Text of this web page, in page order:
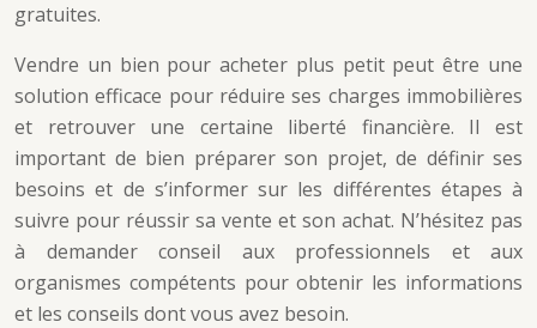
gratuites.
Vendre un bien pour acheter plus petit peut être une
solution efficace pour réduire ses charges immobilières
et retrouver une certaine liberté financière. Il est
important de bien préparer son projet, de définir ses
besoins et de s’informer sur les différentes étapes à
suivre pour réussir sa vente et son achat. N’hésitez pas
à demander conseil aux professionnels et aux
organismes compétents pour obtenir les informations
et les conseils dont vous avez besoin.